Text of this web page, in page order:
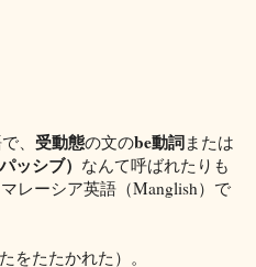
、 受動態の文のbe動詞または
ッシブ） なんて呼ばれたりも
レーシア英語（Manglish）で
をたたかれた）。